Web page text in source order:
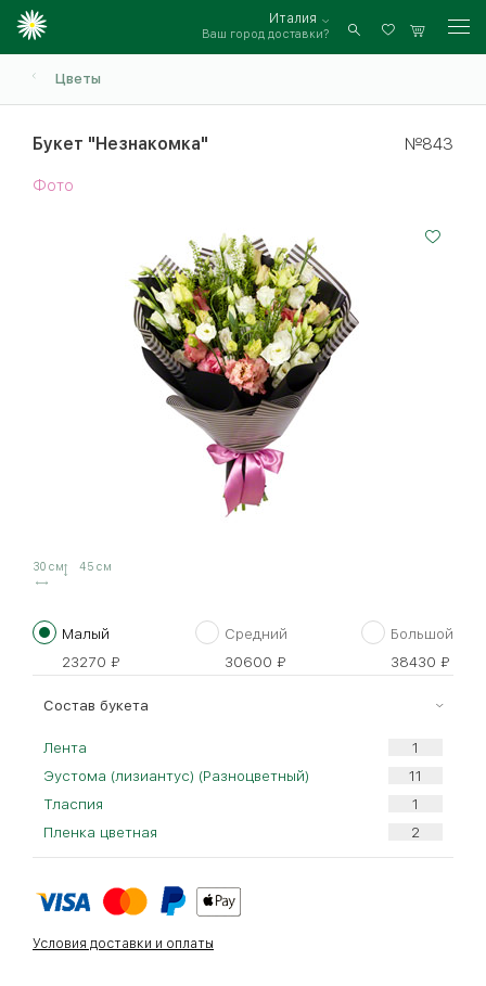
Италия
Ваш город доставки? Войти
Цветы
Букет "Незнакомка" №843
Фото
30 см 45 см
Малый
23270 ₽
Средний
30600 ₽
Большой
38430 ₽
Cостав букета
Лента
Эустома (лизиантус) (Разноцветный)
Тласпия
Пленка цветная
Условия доставки и оплаты